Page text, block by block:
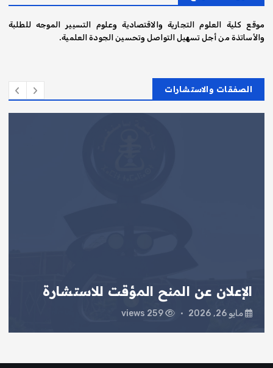
موقع كلية العلوم التجارية والاقتصادية وعلوم التسيير الموجه للطلبة
والأساتذة من أجل تسهيل التواصل وتحسين الجودة العلمية.
الصفقات والاستشارات
الإعلان عن المنح المؤقت للاستشارة
مايو 26, 2026 259 views